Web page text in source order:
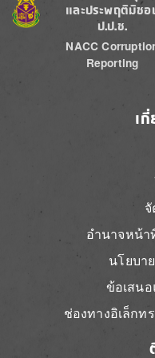
และประพฤติมิชอ
ป.ป.ช.
NACC
Reporting
เ
อำนาจหน้
นโยบา
ข้อเสน
ช่องทางอิเล็กท